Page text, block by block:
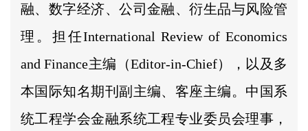
融、数字经济、公司金融、衍生品与风险管
理。担任International Review of Economics
and Finance主编（Editor-in-Chief），以及多
本国际知名期刊副主编、客座主编。中国系
统工程学会金融系统工程专业委员会理事，